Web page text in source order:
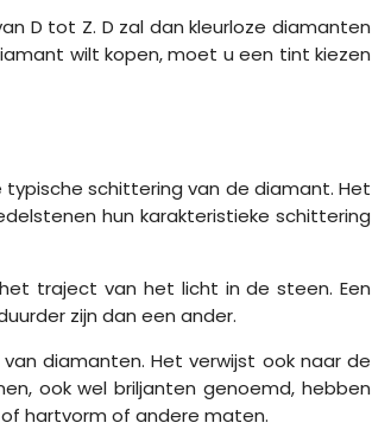
D tot Z. D zal dan kleurloze diamanten
wilt kopen, moet u een tint kiezen
schittering van de diamant. Het
hun karakteristieke schittering
traject van het licht in de steen. Een
zijn dan een ander.
diamanten. Het verwijst ook naar de
ook wel briljanten genoemd, hebben
hartvorm of andere maten.